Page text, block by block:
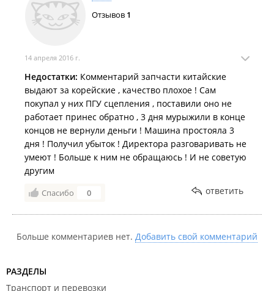
Отзывов 1
14 апреля 2016 г.
Недостатки: Комментарий запчасти китайские
выдают за корейские , качество плохое ! Сам
покупал у них ПГУ сцепления , поставили оно не
работает принес обратно , 3 дня мурыжили в конце
концов не вернули деньги ! Машина простояла 3
дня ! Получил убыток ! Директора разговаривать не
умеют ! Больше к ним не обращаюсь ! И не советую
другим
Спасибо 0 ответить
Больше комментариев нет. Добавить свой комментарий
РАЗДЕЛЫ
Транспорт и перевозки